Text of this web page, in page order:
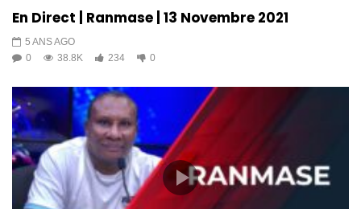
En Direct | Ranmase | 13 Novembre 2021
5 ANS AGO
0
38.8K 234 0